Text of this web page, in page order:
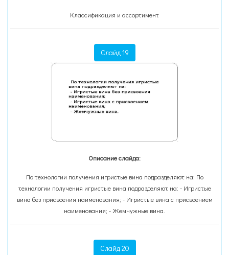
Классификация и ассортимент
Слайд 19
Описание слайда:
По технологии получения игристые вина подразделяют на: По
технологии получения игристые вина подразделяют на: - Игристые
вина без присвоения наименования; - Игристые вина с присвоением
наименования; - Жемчужные вина.
Слайд 20